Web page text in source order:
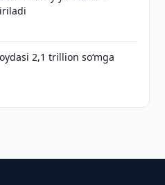
2,1 trillion so‘mga